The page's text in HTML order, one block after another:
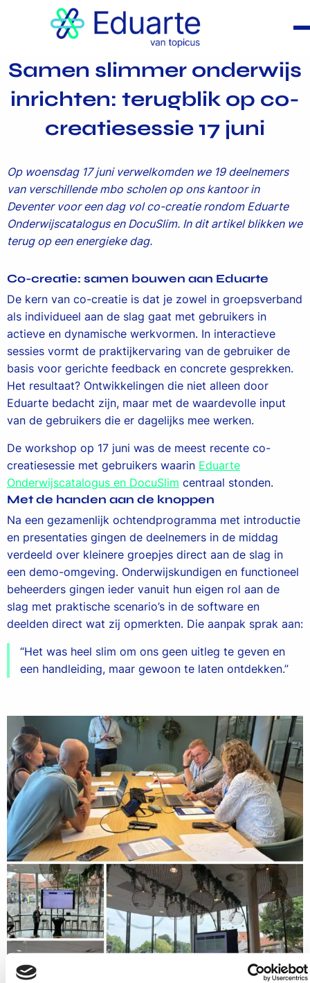
Samen slimmer onderwijs
inrichten: terugblik op co-
creatiesessie 17 juni
Op woensdag 17 juni verwelkomden we 19 deelnemers
van verschillende mbo scholen op ons kantoor in
Deventer voor een dag vol co-creatie rondom Eduarte
Onderwijscatalogus en DocuSlim. In dit artikel blikken we
terug op een energieke dag.
Co-creatie: samen bouwen aan Eduarte
De kern van co-creatie is dat je zowel in groepsverband
als individueel aan de slag gaat met gebruikers in
actieve en dynamische werkvormen. In interactieve
sessies vormt de praktijkervaring van de gebruiker de
basis voor gerichte feedback en concrete gesprekken.
Het resultaat? Ontwikkelingen die niet alleen door
Eduarte bedacht zijn, maar met de waardevolle input
van de gebruikers die er dagelijks mee werken.
De workshop op 17 juni was de meest recente co-
creatiesessie met gebruikers waarin Eduarte
Onderwijscatalogus en DocuSlim centraal stonden.
Met de handen aan de knoppen
Na een gezamenlijk ochtendprogramma met introductie
en presentaties gingen de deelnemers in de middag
verdeeld over kleinere groepjes direct aan de slag in
een demo-omgeving. Onderwijskundigen en functioneel
beheerders gingen ieder vanuit hun eigen rol aan de
slag met praktische scenario’s in de software en
deelden direct wat zij opmerkten. Die aanpak sprak aan:
Het was heel slim om ons geen uitleg te geven en
een handleiding, maar gewoon te laten ontdekken.